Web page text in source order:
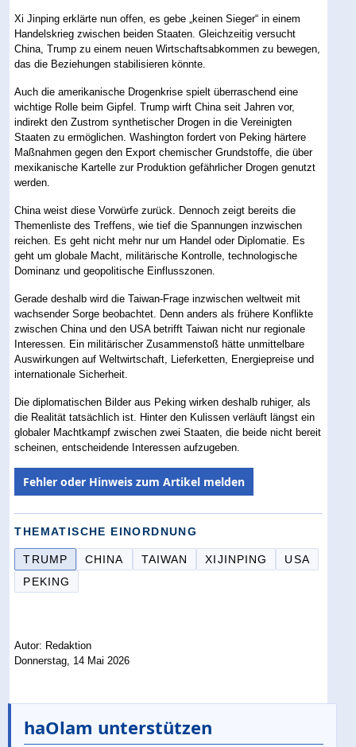
Xi Jinping erklärte nun offen, es gebe „keinen Sieger“ in einem
Handelskrieg zwischen beiden Staaten. Gleichzeitig versucht
China, Trump zu einem neuen Wirtschaftsabkommen zu bewegen,
das die Beziehungen stabilisieren könnte.
Auch die amerikanische Drogenkrise spielt überraschend eine
wichtige Rolle beim Gipfel. Trump wirft China seit Jahren vor,
indirekt den Zustrom synthetischer Drogen in die Vereinigten
Staaten zu ermöglichen. Washington fordert von Peking härtere
Maßnahmen gegen den Export chemischer Grundstoffe, die über
mexikanische Kartelle zur Produktion gefährlicher Drogen genutzt
werden.
China weist diese Vorwürfe zurück. Dennoch zeigt bereits die
Themenliste des Treffens, wie tief die Spannungen inzwischen
reichen. Es geht nicht mehr nur um Handel oder Diplomatie. Es
geht um globale Macht, militärische Kontrolle, technologische
Dominanz und geopolitische Einflusszonen.
Gerade deshalb wird die Taiwan-Frage inzwischen weltweit mit
wachsender Sorge beobachtet. Denn anders als frühere Konflikte
zwischen China und den USA betrifft Taiwan nicht nur regionale
Interessen. Ein militärischer Zusammenstoß hätte unmittelbare
Auswirkungen auf Weltwirtschaft, Lieferketten, Energiepreise und
internationale Sicherheit.
Die diplomatischen Bilder aus Peking wirken deshalb ruhiger, als
die Realität tatsächlich ist. Hinter den Kulissen verläuft längst ein
globaler Machtkampf zwischen zwei Staaten, die beide nicht bereit
scheinen, entscheidende Interessen aufzugeben.
Fehler oder Hinweis zum Artikel melden
THEMATISCHE EINORDNUNG
TRUMP CHINA TAIWAN XIJINPING
USA
PEKING
Autor: Redaktion
Donnerstag, 14 Mai 2026
haOlam unterstützen